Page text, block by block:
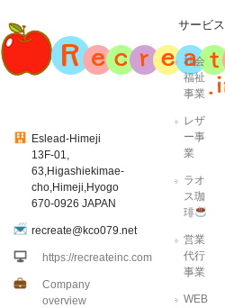
Eslead-Himeji
13F-01,
63,Higashiekimae-
cho,Himeji,Hyogo
670-0926 JAPAN
recreate@kco079.net
https://recreateinc.com
Company
overview
サービス
社会
福祉
事業
レザ
ー事
業
ラオ
ス珈
琲
営業
代行
事業
WEB